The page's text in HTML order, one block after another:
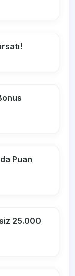
Puan
25.000